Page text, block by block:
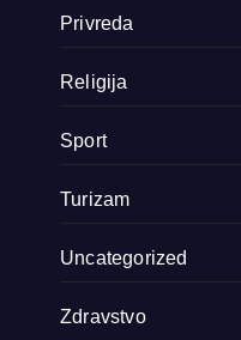
Privreda
Religija
Sport
Turizam
Uncategorized
Zdravstvo